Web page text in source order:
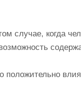
случае, когда
положительно